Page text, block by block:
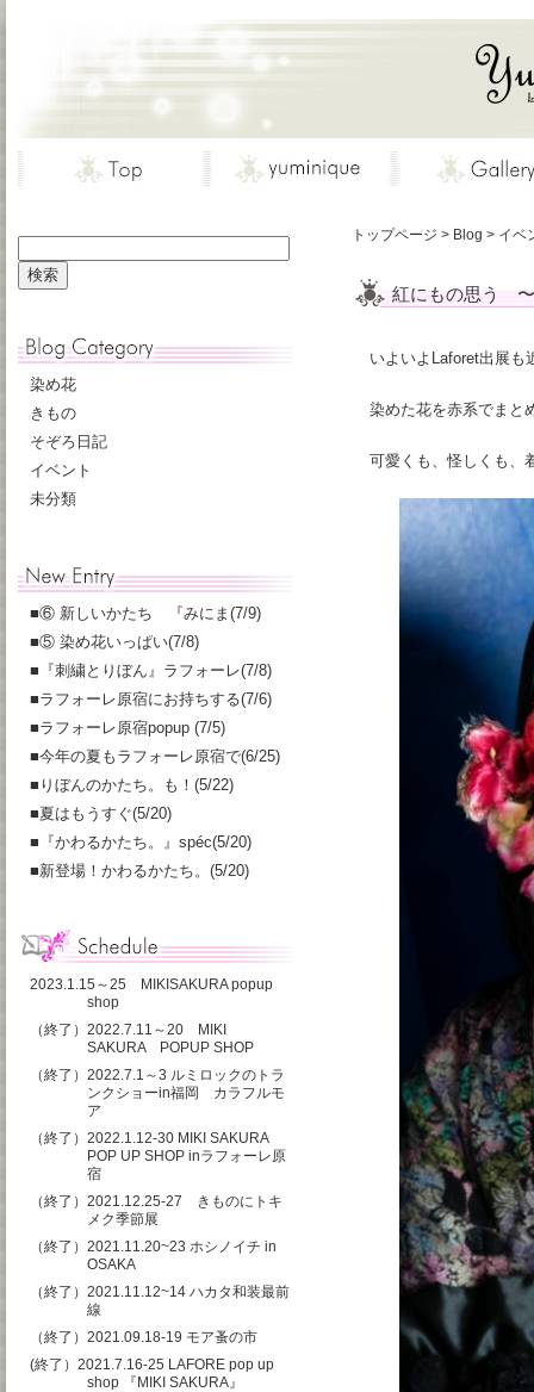
トップページ > Blog > イベ
紅にもの思う
いよいよLaforet出展も
染めた花を赤系でまと
可愛くも、怪しくも、
染め花
きもの
そぞろ日記
イベント
未分類
■⑥ 新しいかたち 『みにま(7/9)
■⑤ 染め花いっぱい(7/8)
■ 『刺繍とりぼん』ラフォーレ(7/8)
■ラフォーレ原宿にお持ちする(7/6)
■ラフォーレ原宿popup (7/5)
■今年の夏もラフォーレ原宿で(6/25)
■ りぼんのかたち。も！(5/22)
■夏はもうすぐ(5/20)
■ 『かわるかたち。』spéc(5/20)
■新登場！かわるかたち。(5/20)
2023.1.15～25 MIKISAKURA popup
shop
（終了）2022.7.11～20 MIKI
SAKURA POPUP SHOP
（終了）2022.7.1～3 ルミロックのトラ
ンクショーin福岡 カラフルモ
ア
（終了）2022.1.12-30 MIKI SAKURA
POP UP SHOP inラフォーレ原
宿
（終了）2021.12.25-27 きものにトキ
メク季節展
（終了）2021.11.20~23 ホシノイチ in
OSAKA
（終了）2021.11.12~14 ハカタ和装最前
線
（終了）2021.09.18-19 モア蚤の市
(終了）2021.7.16-25 LAFORE pop up
shop 『MIKI SAKURA』